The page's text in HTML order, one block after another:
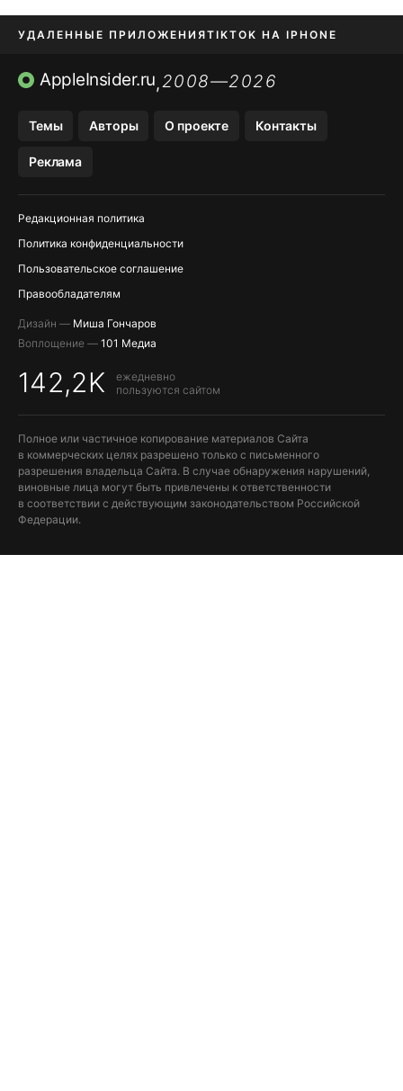
УДАЛЕННЫЕ ПРИЛОЖЕНИЯTIKTOK НА IPHONE
ПРИЛОЖЕНИЯ БЕЗ APP STORE
AppleInsider.ru,2008—2026
Темы Авторы О проекте Контакты
Реклама
Редакционная политика
Политика конфиденциальности
Пользовательское соглашение
Правообладателям
Дизайн — Миша Гончаров
Воплощение — 101 Медиа
142,2K
ежедневно
пользуются сайтом
Полное или частичное копирование материалов Сайта
в коммерческих целях разрешено только с письменного
разрешения владельца Сайта. В случае обнаружения нарушений,
виновные лица могут быть привлечены к ответственности
в соответствии с действующим законодательством Российской
Федерации.